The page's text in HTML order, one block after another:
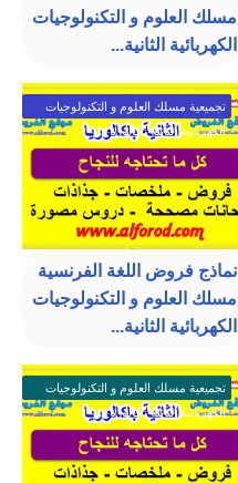
مسلك العلوم و التكنولوجيات
الكهربائية الثانية...
تجميعية مسلك العلوم و التكنولوجيات
الكهربائية الثانية باكالوريا
نماذج فروض اللغة الفرنسية
مسلك العلوم و التكنولوجيات
الكهربائية الثانية...
تجميعية مسلك العلوم و التكنولوجيات
الكهربائية الثانية باكالوريا